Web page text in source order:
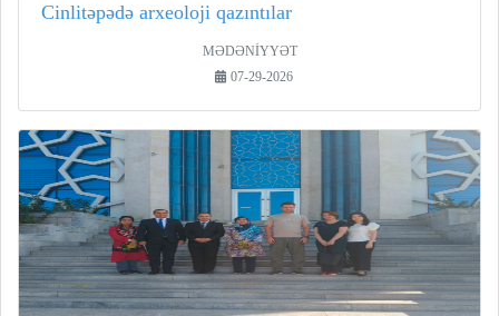
Cinlitəpədə arxeoloji qazıntılar
MƏDƏNİYYƏT
07-29-2026